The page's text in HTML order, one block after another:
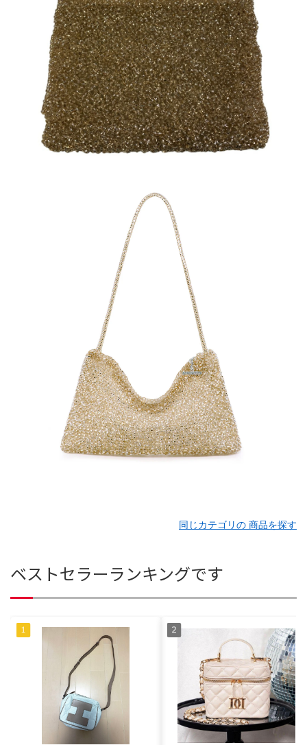
同じカテゴリの 商品を探す
ベストセラーランキングです